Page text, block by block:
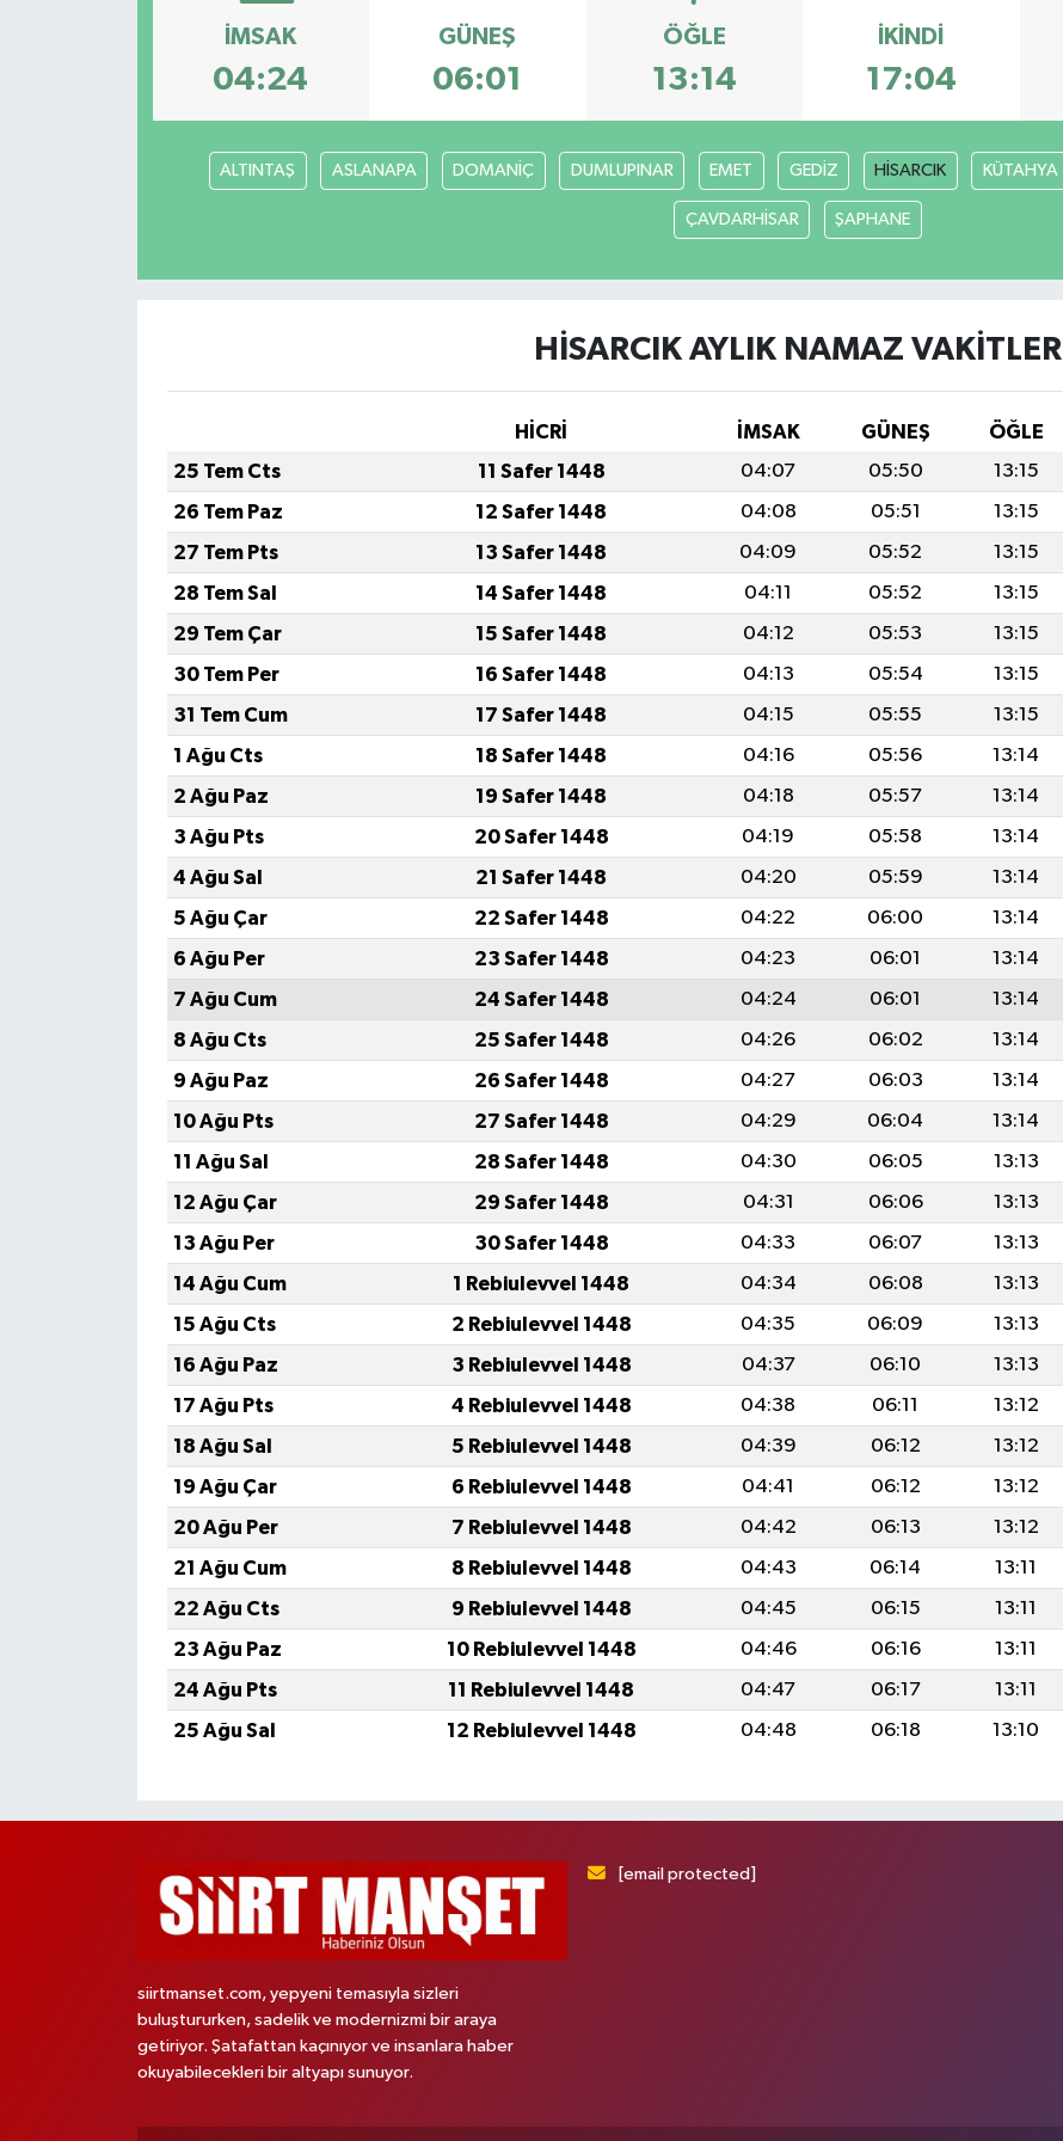
İMSAK
04:24
GÜNEŞ
06:01
ÖĞLE
13:14
İKINDI
17:04
ALTINTAŞ ASLANAPA DOMANİÇ DUMLUPINAR EMET GEDİZ HİSARCIK KÜTAHYA
ÇAVDARHİSAR ŞAPHANE
HİSARCIK AYLIK NAMAZ VAKITLERI
HİCRİ İMSAK GÜNEŞ ÖĞLE
25 Tem Cts
11 Safer 1448 04:07 05:50 13:15
26 Tem Paz
12 Safer 1448 04:08 05:51 13:15
27 Tem Pts
13 Safer 1448 04:09 05:52 13:15
28 Tem Sal
14 Safer 1448 04:11 05:52 13:15
29 Tem Çar
15 Safer 1448 04:12 05:53 13:15
30 Tem Per
16 Safer 1448 04:13 05:54 13:15
31 Tem Cum
17 Safer 1448 04:15 05:55 13:15
1 Ağu Cts
18 Safer 1448 04:16 05:56 13:14
2 Ağu Paz
19 Safer 1448 04:18 05:57 13:14
3 Ağu Pts
20 Safer 1448 04:19 05:58 13:14
4 Ağu Sal
21 Safer 1448 04:20 05:59 13:14
5 Ağu Çar
22 Safer 1448 04:22 06:00 13:14
6 Ağu Per
23 Safer 1448 04:23 06:01 13:14
7 Ağu Cum
24 Safer 1448 04:24 06:01 13:14
8 Ağu Cts
25 Safer 1448 04:26 06:02 13:14
9 Ağu Paz
26 Safer 1448 04:27 06:03 13:14
10 Ağu Pts
27 Safer 1448 04:29 06:04 13:14
11 Ağu Sal
28 Safer 1448 04:30 06:05 13:13
12 Ağu Çar
29 Safer 1448 04:31 06:06 13:13
13 Ağu Per
30 Safer 1448 04:33 06:07 13:13
14 Ağu Cum
1 Rebiulevvel 1448 04:34 06:08 13:13
15 Ağu Cts
2 Rebiulevvel 1448 04:35 06:09 13:13
16 Ağu Paz
3 Rebiulevvel 1448 04:37 06:10 13:13
17 Ağu Pts
4 Rebiulevvel 1448 04:38 06:11 13:12
18 Ağu Sal
5 Rebiulevvel 1448 04:39 06:12 13:12
19 Ağu Çar
6 Rebiulevvel 1448 04:41 06:12 13:12
20 Ağu Per
7 Rebiulevvel 1448 04:42 06:13 13:12
21 Ağu Cum
8 Rebiulevvel 1448 04:43 06:14 13:11
22 Ağu Cts
9 Rebiulevvel 1448 04:45 06:15 13:11
23 Ağu Paz
10 Rebiulevvel 1448 04:46 06:16 13:11
24 Ağu Pts
11 Rebiulevvel 1448 04:47 06:17 13:11
25 Ağu Sal
12 Rebiulevvel 1448 04:48 06:18 13:10
siirtmanset.com, yepyeni temasıyla sizleri
buluştururken, sadelik ve modernizmi bir araya
getiriyor. Şatafattan kaçınıyor ve insanlara haber
okuyabilecekleri bir altyapı sunuyor.
[email protected]